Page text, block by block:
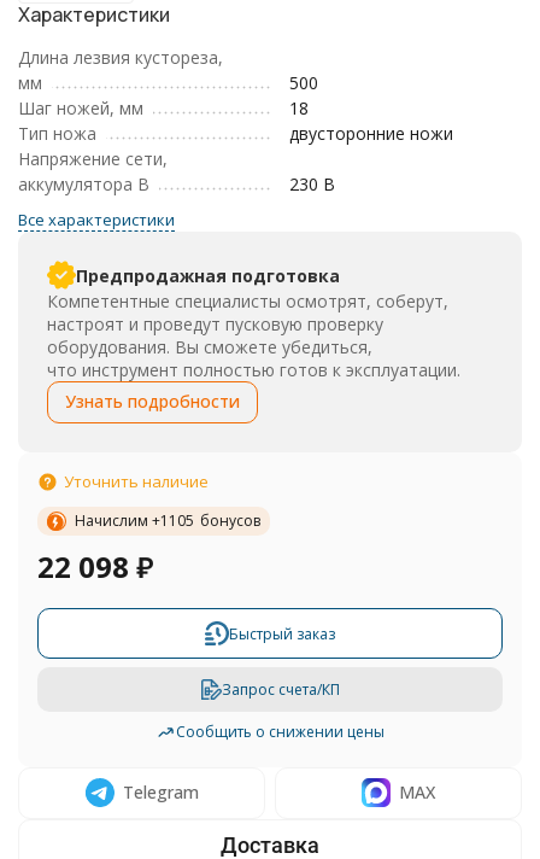
Характеристики
Длина лезвия кустореза,
мм
500
Шаг ножей, мм
18
Тип ножа
двусторонние ножи
Напряжение сети,
аккумулятора В
230 В
Все характеристики
Предпродажная подготовка
Компетентные специалисты осмотрят, соберут,
настроят и проведут пусковую проверку
оборудования. Вы сможете убедиться,
что инструмент полностью готов к эксплуатации.
Узнать подробности
Уточнить наличие
Начислим +1105 бонусов
22 098 ₽
Быстрый заказ
Запрос счета/КП
Сообщить о снижении цены
Telegram MAX